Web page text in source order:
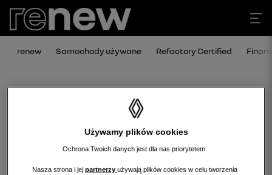
renew Samochody używane Refactory Certified
Używamy plików cookies
Ochrona Twoich danych jest dla nas priorytetem.
Nasza strona i jej partnerzy używają plików cookies w celu tworzenia